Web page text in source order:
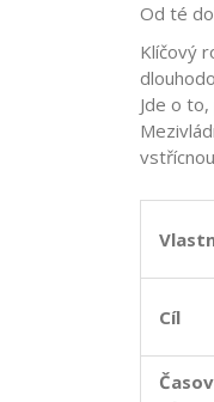
Od té
Klíčový
Jde o
Cíl